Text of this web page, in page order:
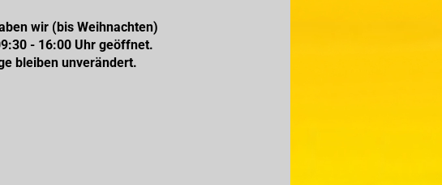
wir (bis Weihnachten)
- 16:00 Uhr geöffnet.
bleiben unverändert.